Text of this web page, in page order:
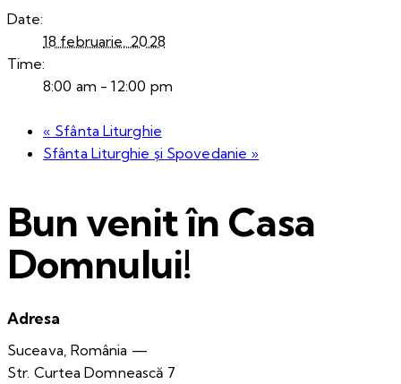
Date:
18 februarie, 2028
Time:
8:00 am - 12:00 pm
« Sfânta Liturghie
Sfânta Liturghie și Spovedanie »
Bun venit în Casa
Domnului!
Adresa
Suceava, România —
Str. Curtea Domnească 7